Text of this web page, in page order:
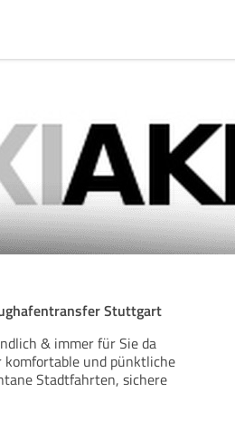
Stuttgart
& immer für Sie da
und pünktliche
Stadtfahrten, sichere